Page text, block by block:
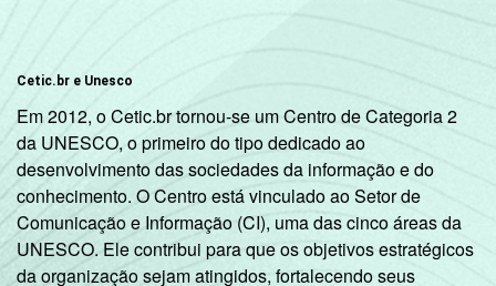
Cetic.br e Unesco
Em 2012, o Cetic.br tornou-se um Centro de Categoria 2
da UNESCO, o primeiro do tipo dedicado ao
desenvolvimento das sociedades da informação e do
conhecimento. O Centro está vinculado ao Setor de
Comunicação e Informação (CI), uma das cinco áreas da
UNESCO. Ele contribui para que os objetivos estratégicos
da organização sejam atingidos, fortalecendo seus